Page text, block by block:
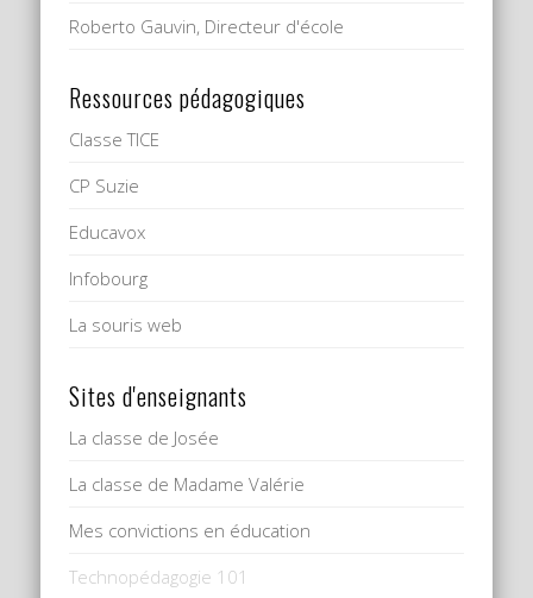
Roberto Gauvin, Directeur d'école
Ressources pédagogiques
Classe TICE
CP Suzie
Educavox
Infobourg
La souris web
Sites d'enseignants
La classe de Josée
La classe de Madame Valérie
Mes convictions en éducation
Technopédagogie 101